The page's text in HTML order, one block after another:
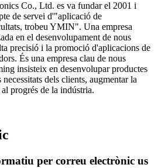
Co., Ltd. es va fundar el 2001 i
de servei d'"aplicació de
trobeu YMIN". Una empresa
en el desenvolupament de nous
precisió i la promoció d'aplicacions de
És una empresa clau de nous
insisteix en desenvolupar productes
dels clients, augmentar la
progrés de la indústria.
per correu electrònic us